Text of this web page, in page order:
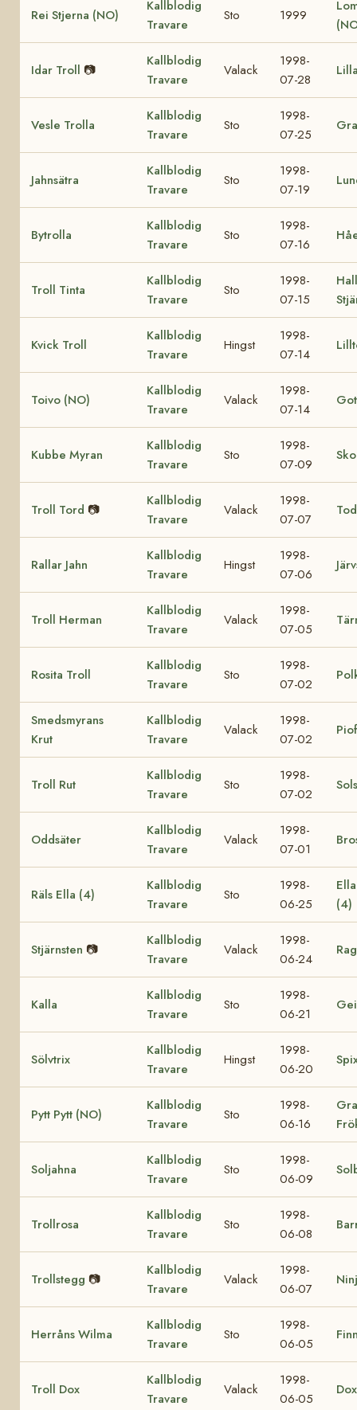
Rei Stjerna (NO)
Kallblodig
Travare
Sto 1999
Idar Troll 📷
Kallblodig
Travare
Valack
1998-
07-28
Vesle Trolla
Kallblodig
Travare
Sto
1998-
07-25
Jahnsätra
Kallblodig
Travare
Sto
1998-
07-19
Bytrolla
Kallblodig
Travare
Sto
1998-
07-16
Troll Tinta
Kallblodig
Travare
Sto
1998-
07-15
Kvick Troll
Kallblodig
Travare
Hingst
1998-
07-14
Toivo (NO)
Kallblodig
Travare
Valack
1998-
07-14
Kubbe Myran
Kallblodig
Travare
Sto
1998-
07-09
Troll Tord 📷
Kallblodig
Travare
Valack
1998-
07-07
Rallar Jahn
Kallblodig
Travare
Hingst
1998-
07-06
Troll Herman
Kallblodig
Travare
Valack
1998-
07-05
Rosita Troll
Kallblodig
Travare
Sto
1998-
07-02
Smedsmyrans
Krut
Kallblodig
Travare
Valack
1998-
07-02
Troll Rut
Kallblodig
Travare
Sto
1998-
07-02
Oddsäter
Kallblodig
Travare
Valack
1998-
07-01
Räls Ella (4)
Kallblodig
Travare
Sto
1998-
06-25
(4)
Stjärnsten 📷
Kallblodig
Travare
Valack
1998-
06-24
Kalla
Kallblodig
Travare
Sto
1998-
06-21
Sölvtrix
Kallblodig
Travare
Hingst
1998-
06-20
Pytt Pytt (NO)
Kallblodig
Travare
Sto
1998-
06-16
Soljahna
Kallblodig
Travare
Sto
1998-
06-09
Trollrosa
Kallblodig
Travare
Sto
1998-
06-08
Trollstegg 📷
Kallblodig
Travare
Valack
1998-
06-07
Herråns Wilma
Kallblodig
Travare
Sto
1998-
06-05
Troll Dox
Kallblodig
Travare
Valack
1998-
06-05